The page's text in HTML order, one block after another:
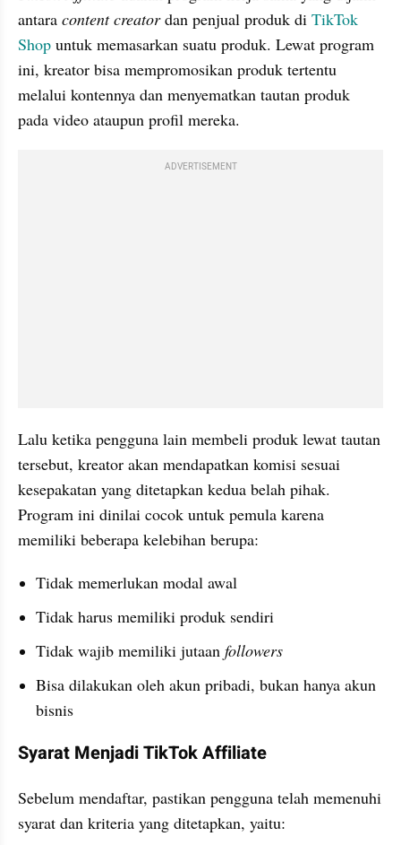
antara content creator dan penjual produk di TikTok
Shop untuk memasarkan suatu produk. Lewat program
ini, kreator bisa mempromosikan produk tertentu
melalui kontennya dan menyematkan tautan produk
pada video ataupun profil mereka.
ADVERTISEMENT
Lalu ketika pengguna lain membeli produk lewat tautan
tersebut, kreator akan mendapatkan komisi sesuai
kesepakatan yang ditetapkan kedua belah pihak.
Program ini dinilai cocok untuk pemula karena
memiliki beberapa kelebihan berupa:
Tidak memerlukan modal awal
Tidak harus memiliki produk sendiri
Tidak wajib memiliki jutaan followers
Bisa dilakukan oleh akun pribadi, bukan hanya akun
bisnis
Syarat Menjadi TikTok Affiliate
Sebelum mendaftar, pastikan pengguna telah memenuhi
syarat dan kriteria yang ditetapkan, yaitu: